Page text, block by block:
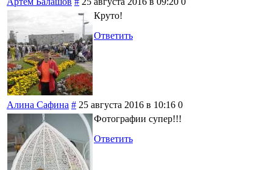
Круто!
Ответить
Алина Сафина # 25 августа 2016 в 10:16 0
Фотографии супер!!!
Ответить